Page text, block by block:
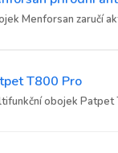
Menforsan zaručí
T800 Pro
obojek Patpet